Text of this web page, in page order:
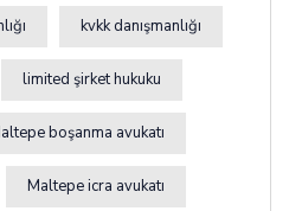
kvkk danışmanlığı
limited şirket hukuku
boşanma avukatı
Maltepe icra avukatı